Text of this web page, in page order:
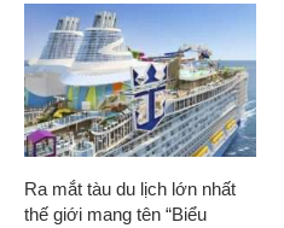
Ra mắt tàu du lịch lớn nhất
thế giới mang tên “Biểu